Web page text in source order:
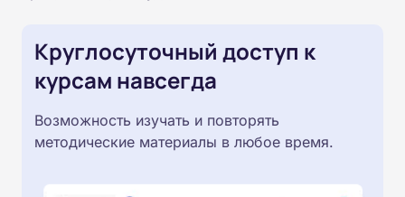
Круглосуточный доступ к
курсам навсегда
Возможность изучать и повторять
методические материалы в любое время.